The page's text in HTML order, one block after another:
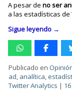
A pesar deno ser
a las estadísticas
Sigue leyendo →
Publicado en
ad, analítica,
Twitter Analytics |